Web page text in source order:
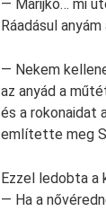
— Marijko… mi
Ráadásul
— Nekem
az anyád a
és a rokonaidat
említette meg
Ezzel ledobta a
— Ha a